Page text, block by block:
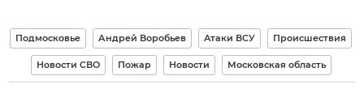
Подмосковье Андрей Воробьев Атаки ВСУ Происшествия
Новости СВО Пожар Новости Московская область